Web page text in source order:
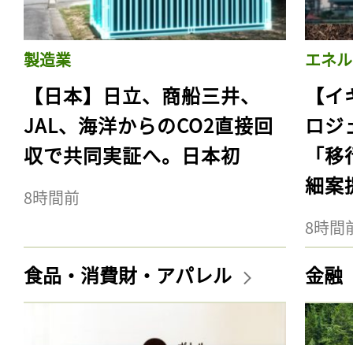
製造業
【日本】日立、商船三井、
JAL、海洋からのCO2直接回
収で共同実証へ。日本初
8時間前
エネ
【
ロジ
「
細案
8時間
食品・消費財・アパレル 金融